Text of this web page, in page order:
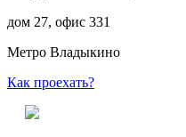
дом 27, офис 331
Метро Владыкино
Как проехать?